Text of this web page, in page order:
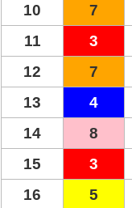
10
7
11
3
12
7
13
4
14
8
15
3
16
5